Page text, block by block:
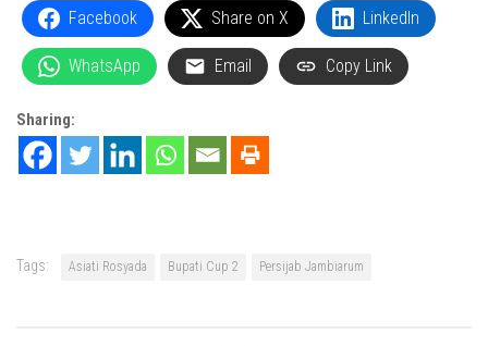
Facebook Share on X LinkedIn
WhatsApp Email Copy Link
Sharing:
Tags: Asiati Rosyada Bupati Cup 2 Persijab Jambiarum